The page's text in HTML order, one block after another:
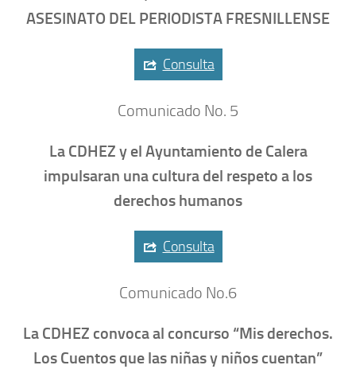
ASESINATO DEL PERIODISTA FRESNILLENSE
Consulta
Comunicado No. 5
La CDHEZ y el Ayuntamiento de Calera
impulsaran una cultura del respeto a los
derechos humanos
Consulta
Comunicado No.6
La CDHEZ convoca al concurso “Mis derechos.
Los Cuentos que las niñas y niños cuentan”